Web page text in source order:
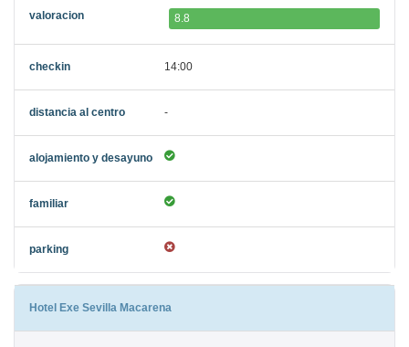
8.8
14:00
-
Hotel Exe Sevilla Macarena